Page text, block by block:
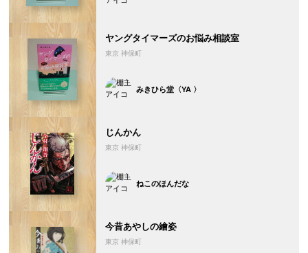
ヤングタイマーズのお悩み相談室
東京 神保町
みきひら堂〈YA 〉
じんかん
東京 神保町
ねこのほんだな
今昔あやしの繪姿
東京 神保町